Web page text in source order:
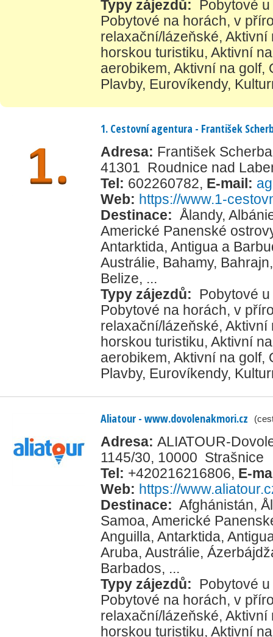
Typy zájezdů:
Pobytové
Pobytové na horách, v
relaxační/lázeňské, Aktivní
horskou turistiku, Aktivní
aerobikem, Aktivní na golf,
Plavby, Eurovíkendy,
1. Cestovní agentura - František
Adresa: František
41301 Roudnice nad
Tel: 602260782, E-mail:
Web: https://www.1-
Destinace: Ålandy,
Americké Panenské
Antarktida, Antigua a
Austrálie, Bahamy, Bahrajn
Belize, ...
Typy zájezdů:
Pobytové
Pobytové na horách, v
relaxační/lázeňské, Aktivní
horskou turistiku, Aktivní
aerobikem, Aktivní na golf,
Plavby, Eurovíkendy,
Aliatour - www.dovolenakmori.cz
Adresa: ALIATOUR-
1145/30, 10000 Strašnice
Tel: +420216216806, E-
Web: https://
Destinace: Afghánistán,
Samoa, Americké
Anguilla, Antarktida,
Aruba, Austrálie,
Barbados, ...
Typy zájezdů:
Pobytové
Pobytové na horách, v
relaxační/lázeňské, Aktivní
horskou turistiku, Aktivní